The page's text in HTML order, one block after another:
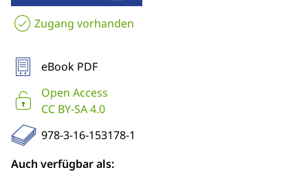
Zugang vorhanden
eBook PDF
Open Access
CC BY-SA 4.0
978-3-16-153178-1
Auch verfügbar als: